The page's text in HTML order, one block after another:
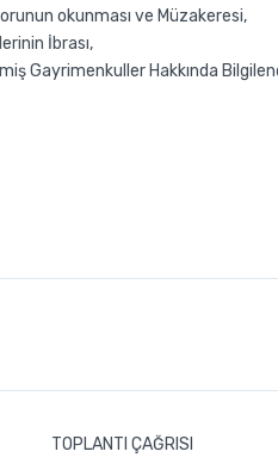
okunması ve Müzakeresi,
İbrası,
Gayrimenkuller Hakkında
TOPLANTI ÇAĞRISI